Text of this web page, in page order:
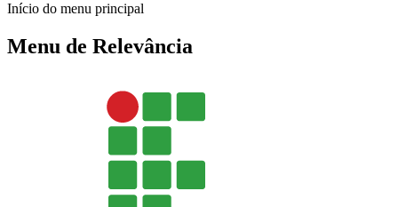
Início do menu principal
Menu de Relevância